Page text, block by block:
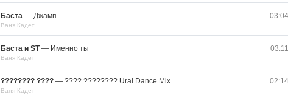
03:04
Баста — Джамп
Ваня Кадет
03:11
Баста и ST— Именно ты
Ваня Кадет
02:14
???????? ???? — ???? ???????? Ural Dance Mix
Ваня Кадет